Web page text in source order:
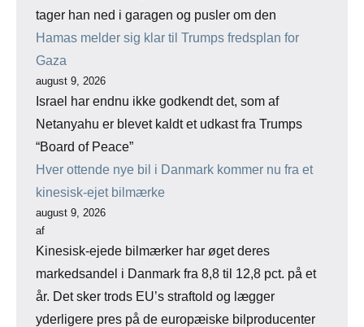
tager han ned i garagen og pusler om den
Hamas melder sig klar til Trumps fredsplan for
Gaza
august 9, 2026
Israel har endnu ikke godkendt det, som af
Netanyahu er blevet kaldt et udkast fra Trumps
“Board of Peace”
Hver ottende nye bil i Danmark kommer nu fra et
kinesisk-ejet bilmærke
august 9, 2026
af
Kinesisk-ejede bilmærker har øget deres
markedsandel i Danmark fra 8,8 til 12,8 pct. på et
år. Det sker trods EU’s straftold og lægger
yderligere pres på de europæiske bilproducenter